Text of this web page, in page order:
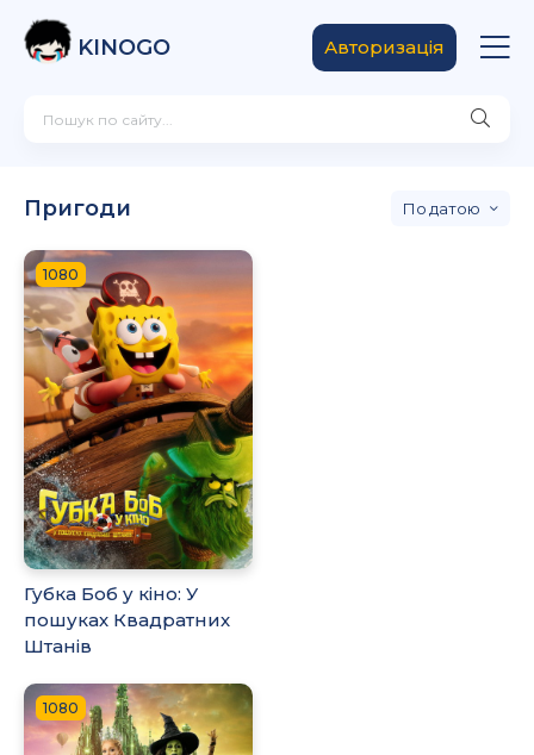
KINOGO Авторизація
Пригоди датою
1080
Губка Боб у кіно: У
пошуках Квадратних
Штанів
1080